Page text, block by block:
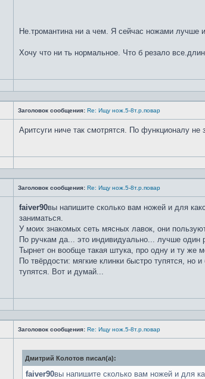
Не.тромантина ни а чем. Я сейчас ножами лучше
Хочу что ни ть нормальное. Что б резало
Заголовок сообщения: Re: Ищу нож.5-8т.р.повар
Аритсуги ниче так смотрятся. По функционалу
Заголовок сообщения: Re: Ищу нож.5-8т.р.повар
faiver90вы напишите сколько вам ножей и для
заниматься.
У моих знакомых сеть мясных лавок, они
По ручкам да... это индивидуально... лучше один
Тырнет он вообще такая штука, про одну и ту же
По твёрдости: мягкие клинки быстро тупятся, но
тупятся. Вот и думай...
Заголовок сообщения: Re: Ищу нож.5-8т.р.повар
Дмитрий Колотов писал(а):
faiver90вы напишите сколько вам ножей и для